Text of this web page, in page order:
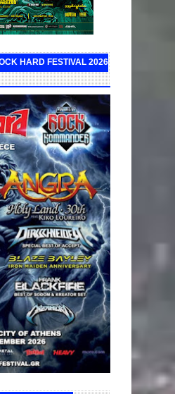
HARD FESTIVAL 2026